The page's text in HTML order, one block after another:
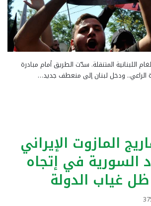
اللبنانية المتنقلة. سدّت الطريق أمام مبادرة
الراعي.. ودخل لبنان إلى منعطف جديد…
المازوت الإيراني
السورية في إتجاه
غياب الدولة